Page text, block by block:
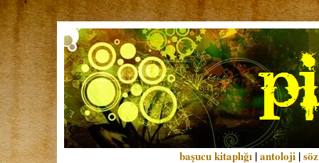
başucu kitaplığı |antoloji |